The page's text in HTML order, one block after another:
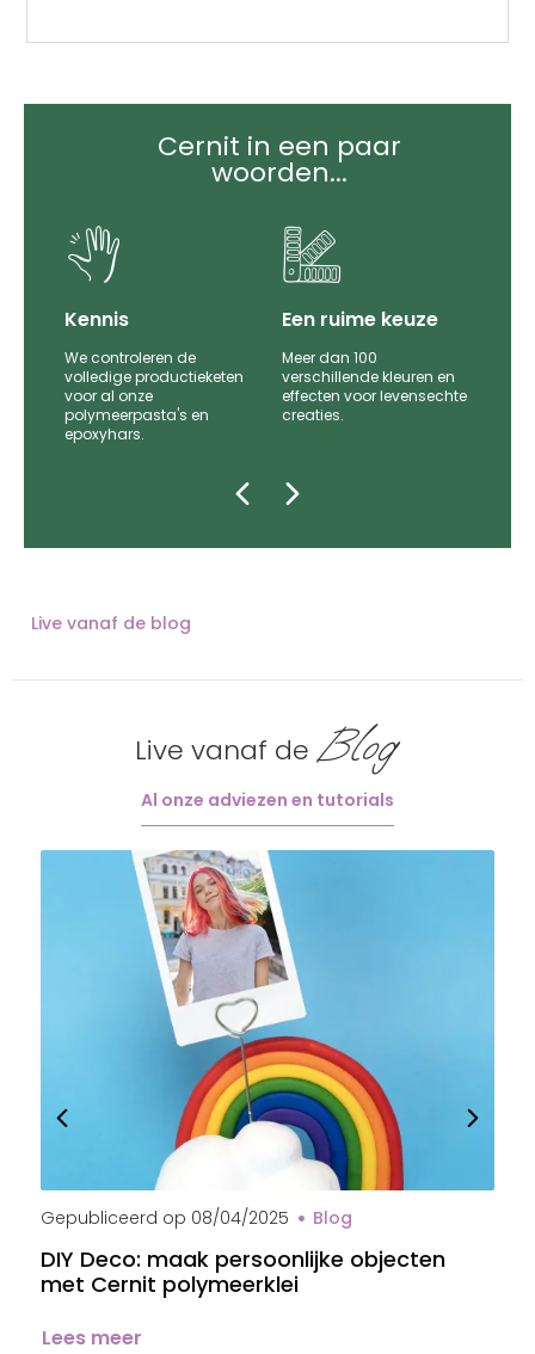
Cernit in een paar
woorden...
Kennis
We controleren de
volledige productieketen
voor al onze
polymeerpasta's en
epoxyhars.
Een ruime keuze
Meer dan 100
verschillende kleuren en
effecten voor levensechte
creaties.
Live vanaf de blog
Live vanaf de Blog
Al onze adviezen en tutorials
Gepubliceerd op 08/04/2025 Blog
DIY Deco: maak persoonlijke objecten
met Cernit polymeerklei
Lees meer